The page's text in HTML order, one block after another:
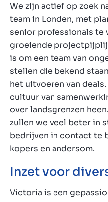
We zijn actief op zoek
team in Londen, met
senior professionals te
groeiende
is om een team van
stellen die bekend
het uitvoeren van
cultuur van
over landsgrenzen
zullen we veel beter in
bedrijven in contact te
kopers en andersom.
Inzet voor
Victoria is een